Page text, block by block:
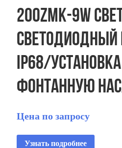
200ZMK-9W
IP68/
фонтанную
Цена по запросу
Узнать подробнее